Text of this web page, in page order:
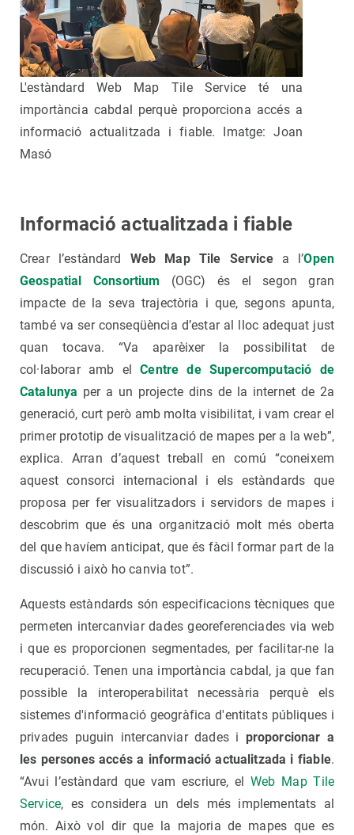
L'estàndard Web Map Tile Service té una
importància cabdal perquè proporciona accés a
informació actualitzada i fiable. Imatge: Joan
Masó
Informació actualitzada i fiable
Crear l’estàndard Web Map Tile Servicea l’Open
Geospatial Consortium (OGC) és el segon gran
impacte de la seva trajectòria i que, segons apunta,
també va ser conseqüència d’estar al lloc adequat just
quan tocava. “Va aparèixer la possibilitat de
col·laborar amb elCentre de Supercomputació de
Catalunya per a un projecte dins de la internet de 2a
generació, curt però amb molta visibilitat, i vam crear el
primer prototip de visualització de mapes per a la web”,
explica. Arran d’aquest treball en comú “coneixem
aquest consorci internacional i els estàndards que
proposa per fer visualitzadors i servidors de mapes i
descobrim que és una organització molt més oberta
del que havíem anticipat, que és fàcil formar part de la
discussió i això ho canvia tot”.
Aquests estàndards són especificacions tècniques que
permeten intercanviar dades georeferenciades via web
i que es proporcionen segmentades, per facilitar-ne la
recuperació. Tenen una importància cabdal, ja que fan
possible la interoperabilitat necessària perquè els
sistemes d'informació geogràfica d'entitats públiques i
privades puguin intercanviar dades i proporcionar a
les persones accés a informació actualitzada i fiable.
“Avui l’estàndard que vam escriure, elWeb Map Tile
Service, es considera un dels més implementats al
món. Això vol dir que la majoria de mapes que es